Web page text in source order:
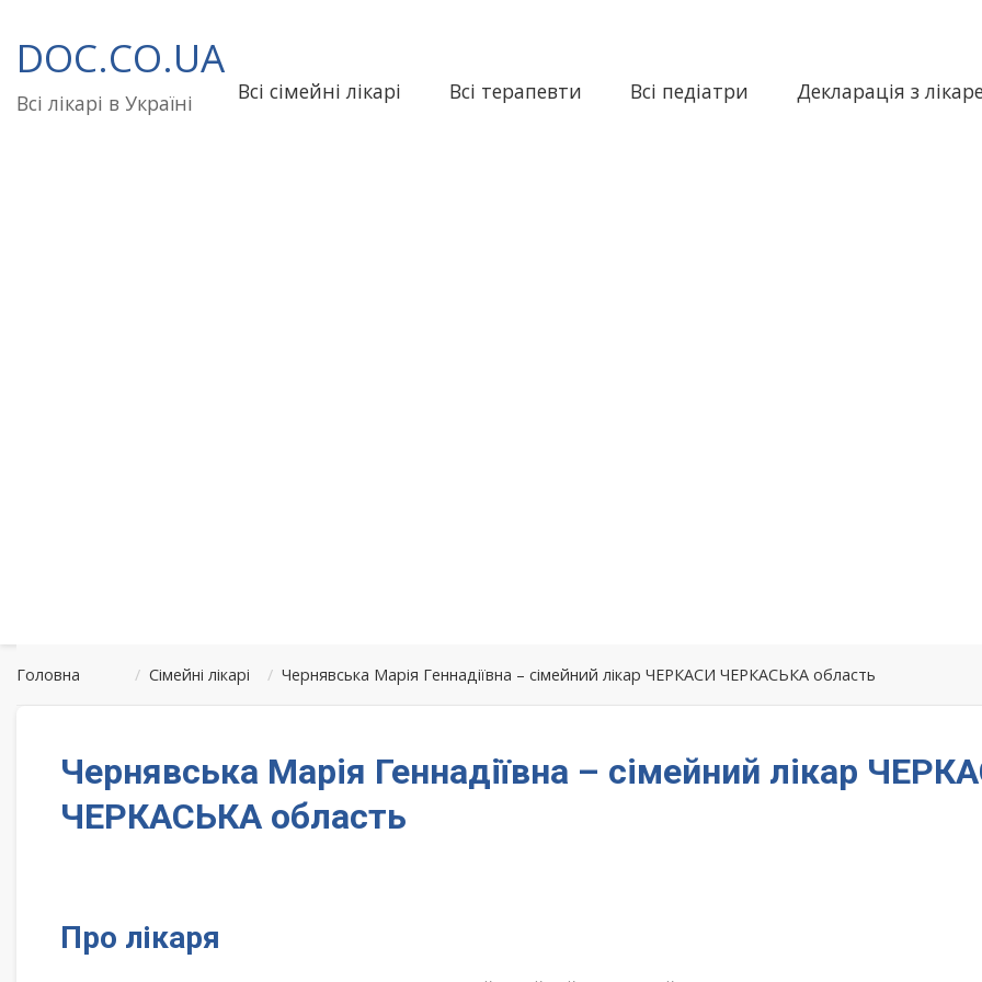
до
вмісту
DOC.CO.UA
Всі лікарі в Україні Всі сімейні лікарі Всі терапевти Всі педіатри Декларація з
Головна / Сімейні лікарі / Чернявська Марія Геннадіївна – сімейний лікар ЧЕРКАСИ ЧЕРКАСЬКА область
Чернявська Марія Геннадіївна – сімейний лікар
ЧЕРКАСЬКА область
Про лікаря